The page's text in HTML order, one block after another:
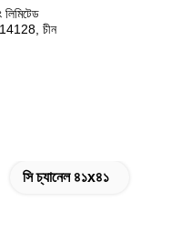
লিমিটেড
, চীন
সি চ্যানেল ৪১x৪১